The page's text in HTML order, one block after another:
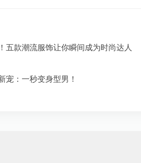
五款潮流服饰让你瞬间成为时尚达人
宠：一秒变身型男！